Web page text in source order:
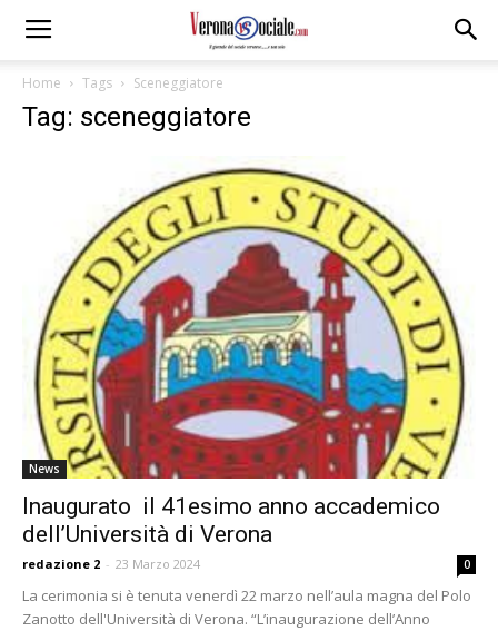
Home Tags Sceneggiatore
Tag: sceneggiatore
News
Inaugurato il 41esimo anno accademico
dell’Università di Verona
redazione 2 - 23 Marzo 2024 0
La cerimonia si è tenuta venerdì 22 marzo nell’aula magna del Polo
Zanotto dell'Università di Verona. “L’inaugurazione dell’Anno